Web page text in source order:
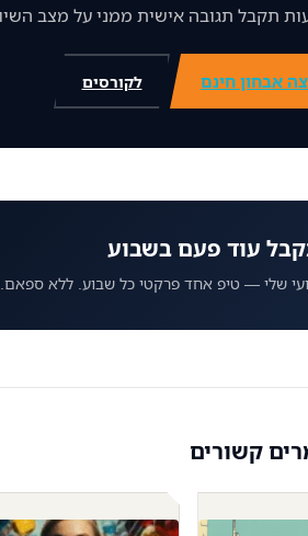
אבחון חינם לקורסים
עוד פעם בשבוע
שלי — טיפ אחד פרקטי כל שבוע. ללא ספאם.
קשורים